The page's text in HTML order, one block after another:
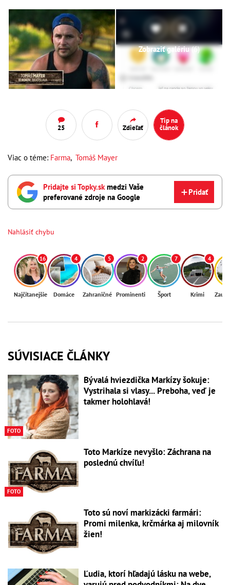
Zobraziť galériu(6)
25 Zdieľať
Tip na
článok
Viac o téme: Farma, Tomáš Mayer
Pridajte si Topky.skmedzi Vaše
preferované zdroje na Google
Pridať
Nahlásiť chybu
16
Najčítanejšie
4
Domáce
5
Zahraničné
2
Prominenti
7
Šport
4
Krimi
SÚVISIACE ČLÁNKY
FOTO
Bývalá hviezdička Markízy šokuje:
Vystrihala si vlasy... Preboha, veď je
takmer holohlavá!
FOTO
Toto Markíze nevyšlo: Záchrana na
poslednú chvíľu!
Toto sú noví markizácki farmári:
Promi milenka, krčmárka aj milovník
žien!
Ľudia, ktorí hľadajú lásku na webe,